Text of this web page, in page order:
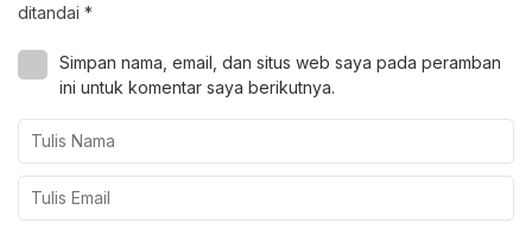
ditandai *
Simpan nama, email, dan situs web saya pada peramban
ini untuk komentar saya berikutnya.